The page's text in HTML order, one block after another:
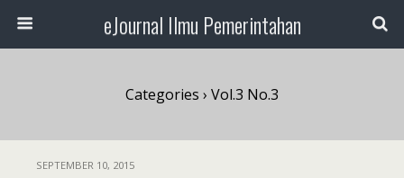
eJournal Ilmu Pemerintahan
Categories › Vol.3 No.3
SEPTEMBER 10, 2015